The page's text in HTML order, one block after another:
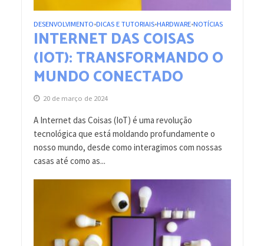
DESENVOLVIMENTO•DICAS E TUTORIAIS•HARDWARE•NOTÍCIAS
INTERNET DAS COISAS
(IOT): TRANSFORMANDO O
MUNDO CONECTADO
20 de março de 2024
A Internet das Coisas (IoT) é uma revolução
tecnológica que está moldando profundamente o
nosso mundo, desde como interagimos com nossas
casas até como as...